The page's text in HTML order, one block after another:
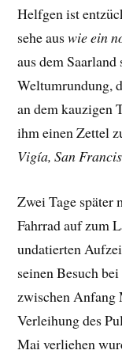
Helfgen ist
sehe auswie ein
aus dem
Weltumrundung,
an dem kauzigen
ihm einen Zettel
Vigía, San
Zwei Tage später
Fahrrad auf zum
undatierten
seinen Besuch
zwischen Anfang
Verleihung des
Mai verliehen